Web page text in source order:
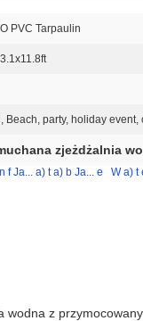
PVC Tarpaulin
Beach, party, holiday event,
zjeżdżalnia
n f Ja... a) t a) b Ja... e W a) t
wodna z